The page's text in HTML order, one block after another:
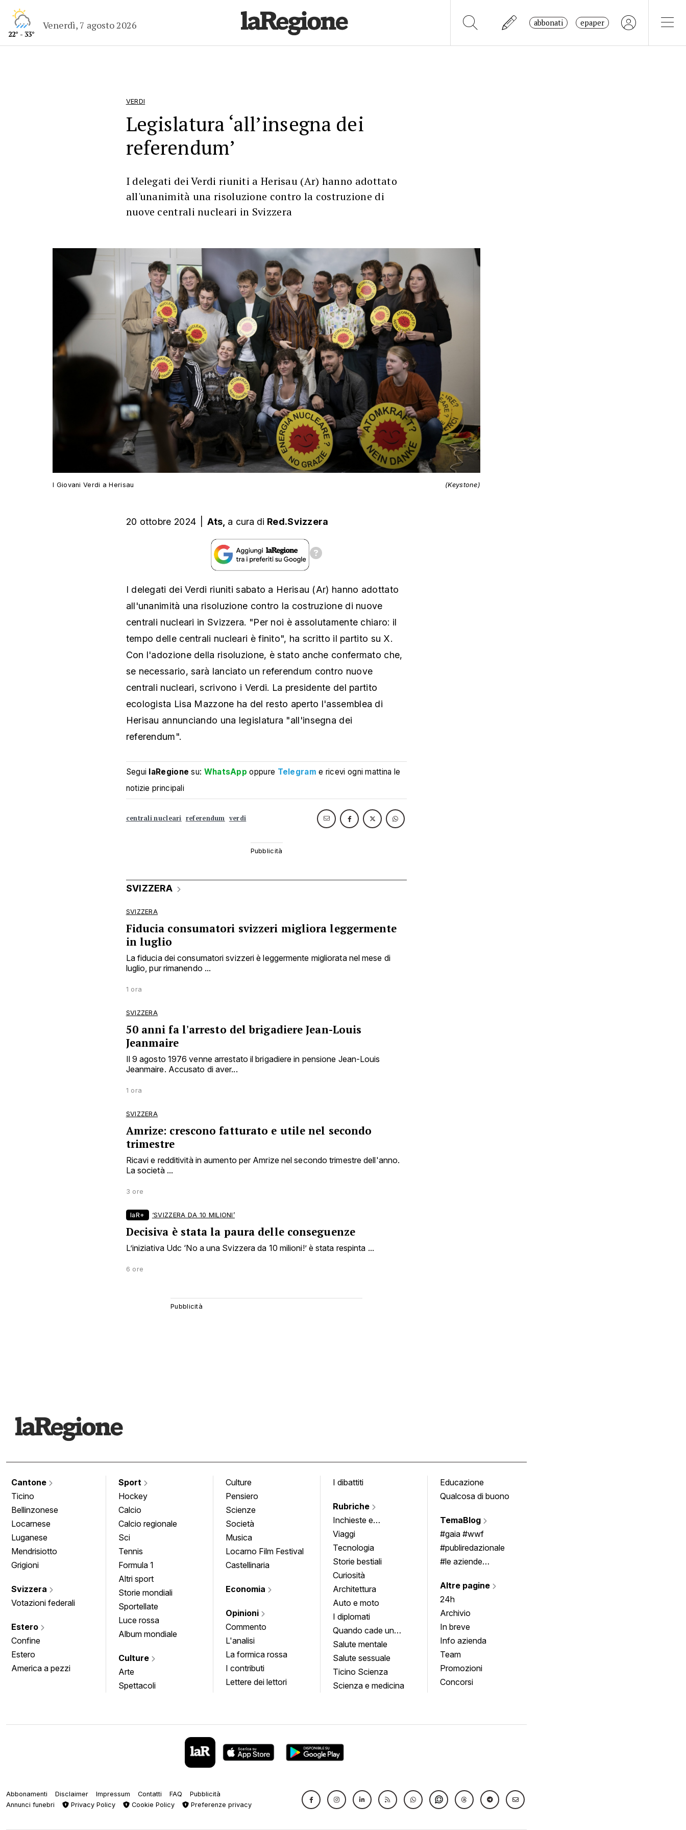
22° - 33°
Venerdì, 7 agosto 2026 abbonati epaper
VERDI
Legislatura ‘all’insegna dei
referendum’
I delegati dei Verdi riuniti a Herisau (Ar) hanno adottato
all'unanimità una risoluzione contro la costruzione di
nuove centrali nucleari in Svizzera
I Giovani Verdi a Herisau (Keystone)
20 ottobre 2024 Ats, a cura di Red.Svizzera
I delegati dei Verdi riuniti sabato a Herisau (Ar) hanno adottato
all'unanimità una risoluzione contro la costruzione di nuove
centrali nucleari in Svizzera. "Per noi è assolutamente chiaro: il
tempo delle centrali nucleari è finito", ha scritto il partito su X.
Con l'adozione della risoluzione, è stato anche confermato che,
se necessario, sarà lanciato un referendum contro nuove
centrali nucleari, scrivono i Verdi. La presidente del partito
ecologista Lisa Mazzone ha del resto aperto l'assemblea di
Herisau annunciando una legislatura "all'insegna dei
referendum".
Segui laRegione su: WhatsApp oppure Telegram e ricevi ogni mattina le
notizie principali
centrali nucleari referendum verdi
SVIZZERA
SVIZZERA
Fiducia consumatori svizzeri migliora leggermente
in luglio
La fiducia dei consumatori svizzeri è leggermente migliorata nel mese di
luglio, pur rimanendo ...
1 ora
SVIZZERA
50 anni fa l'arresto del brigadiere Jean-Louis
Jeanmaire
Il 9 agosto 1976 venne arrestato il brigadiere in pensione Jean-Louis
Jeanmaire. Accusato di aver...
1 ora
SVIZZERA
Amrize: crescono fatturato e utile nel secondo
trimestre
Ricavi e redditività in aumento per Amrize nel secondo trimestre dell'anno.
La società ...
3 ore
laR+ ‘SVIZZERA DA 10 MILIONI’
Decisiva è stata la paura delle conseguenze
L’iniziativa Udc ‘No a una Svizzera da 10 milioni!’ è stata respinta ...
6 ore
Cantone
Ticino
Bellinzonese
Locarnese
Luganese
Mendrisiotto
Grigioni
Svizzera
Votazioni federali
Estero
Confine
Estero
America a pezzi
Sport
Hockey
Calcio
Calcio regionale
Sci
Tennis
Formula 1
Altri sport
Storie mondiali
Sportellate
Luce rossa
Album mondiale
Culture
Arte
Spettacoli
Culture
Pensiero
Scienze
Società
Musica
Locarno Film Festival
Castellinaria
Economia
Opinioni
Commento
L'analisi
La formica rossa
I contributi
Lettere dei lettori
I dibattiti
Rubriche
Inchieste e
approfondimenti
Viaggi
Tecnologia
Storie bestiali
Curiosità
Architettura
Auto e moto
I diplomati
Quando cade un
quadro
Salute mentale
Salute sessuale
Ticino Scienza
Scienza e medicina
Educazione
Qualcosa di buono
TemaBlog
#gaia #wwf
#publiredazionale
#le aziende
Altre pagine
24h
Archivio
In breve
Info azienda
Team
Promozioni
Concorsi
Abbonamenti Disclaimer Impressum Contatti FAQ
Pubblicità
Annunci funebri
Privacy Policy Cookie Policy Preferenze privacy